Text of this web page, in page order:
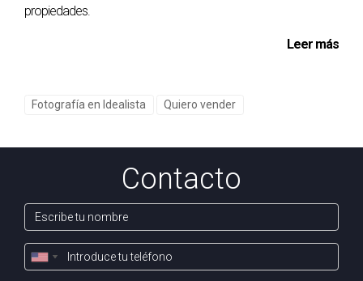
desde posiciones demasiado cercanas; además,
Considera incluir detalles únicos como acabados
exteriores. Recuerda siempre que una buena fotografía
puede abrir puertas hacia nuevas oportunidades; así que
¡manos a la obra! Contacta hoy mismo a Román MAZO
para obtener asesoramiento profesional sobre cómo
maximizar el impacto visual de tus anuncios inmobiliarios.
propiedades.
Leer más
Fotografía en Idealista Quiero vender
Contacto